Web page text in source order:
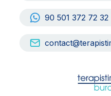
90 501 372 72 32